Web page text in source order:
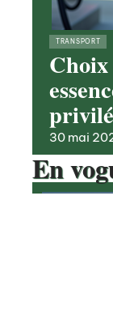
TRANSPORT
30 mai
En